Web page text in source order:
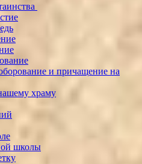
и причащение на
храму
школы